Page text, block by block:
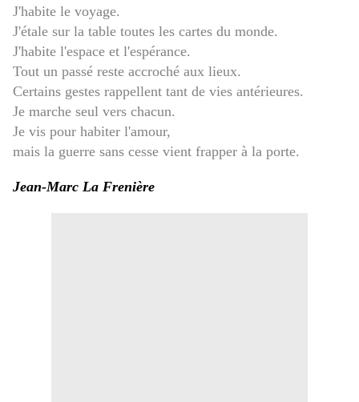
J'habite le voyage.
J'étale sur la table toutes les cartes du monde.
J'habite l'espace et l'espérance.
Tout un passé reste accroché aux lieux.
Certains gestes rappellent tant de vies antérieures.
Je marche seul vers chacun.
Je vis pour habiter l'amour,
mais la guerre sans cesse vient frapper à la porte.
Jean-Marc La Frenière